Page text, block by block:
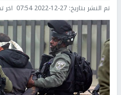
تم النشر بتاريخ: 2022-12-27 07:54 اخر